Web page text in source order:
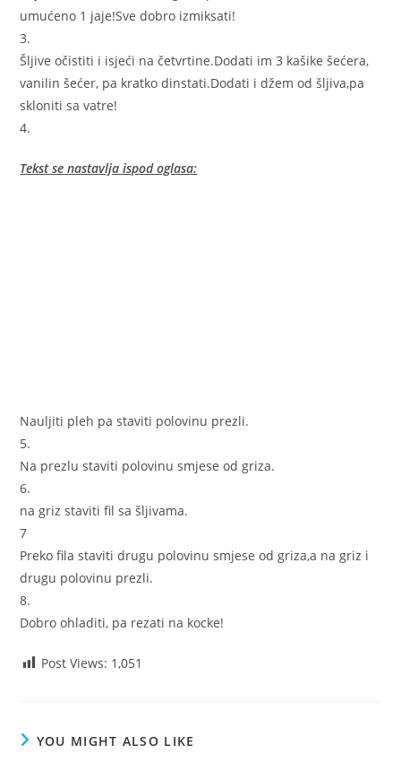
umućeno 1 jaje!Sve dobro izmiksati!
3.
Šljive očistiti i isjeći na četvrtine.Dodati im 3 kašike šećera,
vanilin šećer, pa kratko dinstati.Dodati i džem od šljiva,pa
skloniti sa vatre!
4.
Tekst se nastavlja ispod oglasa:
Nauljiti pleh pa staviti polovinu prezli.
5.
Na prezlu staviti polovinu smjese od griza.
6.
na griz staviti fil sa šljivama.
7
Preko fila staviti drugu polovinu smjese od griza,a na griz i
drugu polovinu prezli.
8.
Dobro ohladiti, pa rezati na kocke!
Post Views: 1,051
YOU MIGHT ALSO LIKE